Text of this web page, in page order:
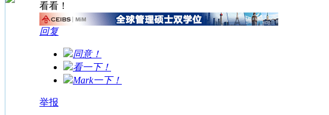
看看！
回复
同意！
看一下！
Mark一下！
举报